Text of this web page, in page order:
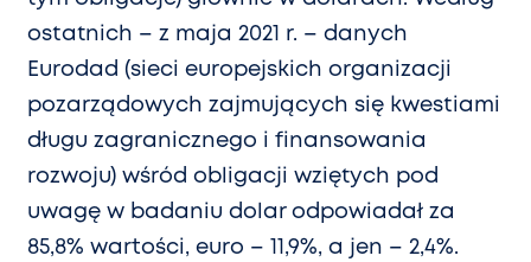
ostatnich – z maja 2021 r. – danych
Eurodad (sieci europejskich organizacji
pozarządowych zajmujących się kwestiami
długu zagranicznego i finansowania
rozwoju) wśród obligacji wziętych pod
uwagę w badaniu dolar odpowiadał za
85,8% wartości, euro – 11,9%, a jen – 2,4%.